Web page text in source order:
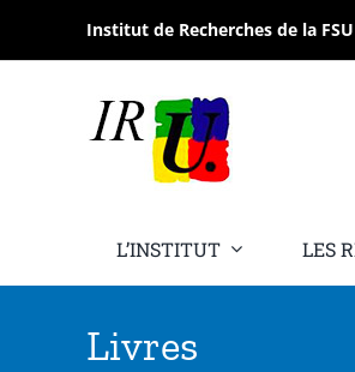
contenu
Institut de Recherches de la FSU
L’INSTITUT LES
Livres